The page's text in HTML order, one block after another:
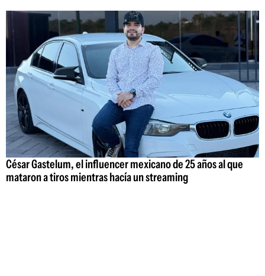
César Gastelum, el influencer mexicano de 25 años al que
mataron a tiros mientras hacía un streaming